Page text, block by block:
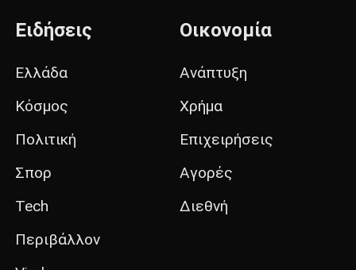
Ειδήσεις
Ελλάδα
Κόσμος
Πολιτική
Σπορ
Tech
Περιβάλλον
Οικονομία
Ανάπτυξη
Χρήμα
Επιχειρήσεις
Αγορές
Διεθνή